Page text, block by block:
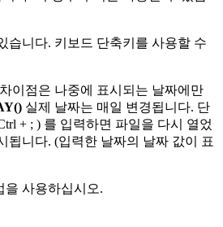
습니다. 키보드 단축키를 사용할 수
이점은 나중에 표시되는 날짜에만
실제 날짜는 매일 변경됩니다. 단
+ ; ) 를 입력하면 파일을 다시 열었
됩니다. (입력한 날짜의 날짜 값이 표
을 사용하십시오.